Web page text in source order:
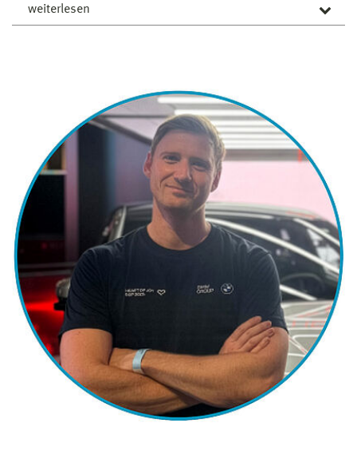
weiterlesen
weil ich ein naturwissenschaftliches Grundverständnis
erlernt habe. Außerdem bin ich eine kreative
Problemlöserin geworden.
Was begeistert dich an der Verfahrenstechnik?
Ich habe Verfahrenstechnik als Weiterentwicklung nach
meiner Ausbildung zur Chemielaborantin und dem
Fachabi in Metalltechnik gewählt. Vor allem die Themen
zur Nutzung von nachwachsenden Rohstoffen
begeistern mich.
Was möchtest du Studienanfänger*innen mitgeben?
Es gibt zwei Arten, Schwierigkeiten zu begegnen:
entweder du änderst die Schwierigkeiten, oder du
änderst dich (Phyllis Bottome).
Inga hat von 2009 bis 2016 an der Hochschule Wismar
im Bachelor und Master Verfahrens- und Umwelttechnik